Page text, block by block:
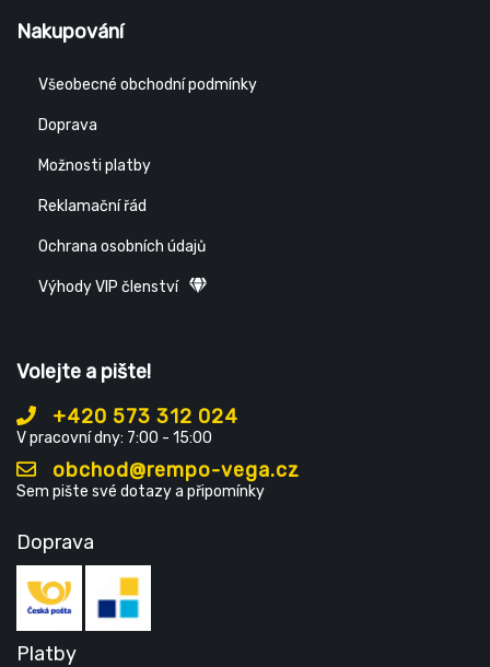
Nakupování
Všeobecné obchodní podmínky
Doprava
Možnosti platby
Reklamační řád
Ochrana osobních údajů
Výhody VIP členství
Volejte a pište!
+420 573 312 024
V pracovní dny: 7:00 - 15:00
obchod@rempo-vega.cz
Sem pište své dotazy a připomínky
Doprava
Platby